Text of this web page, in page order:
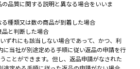
の品質に関する説明と異なる場合をいいま
る種類又は数の商品が到着した場合
品と判断した場合
ずれにも該当しない場合であって、かつ、利
に当社が別途定める手順に従い返品の申請を行
ことができます。但し、返品申請がなされた